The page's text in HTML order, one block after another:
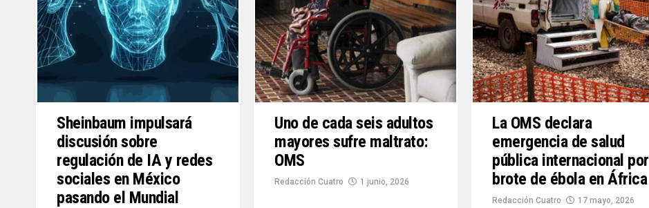
Sheinbaum impulsará
discusión sobre
regulación de IA y redes
sociales en México
pasando el Mundial
Uno de cada seis adultos
mayores sufre maltrato:
OMS
Redacción Cuatro 1 junio, 2026
La OMS declara
emergencia de salud
pública internacional por
brote de ébola en África
Redacción Cuatro 17 mayo, 2026